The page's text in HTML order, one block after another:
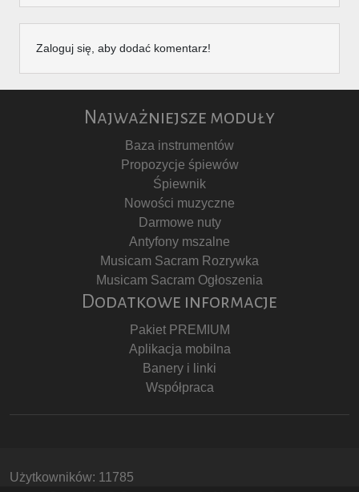
Zaloguj się, aby dodać komentarz!
Najważniejsze moduły
Baza instrumentów
Propozycje śpiewów
Śpiewnik
Nowości muzyczne
Darmowe nuty
Antyfony mszalne
Musicam Sacram Rozrywka
Musicam Sacram Ogłoszenia
Dodatkowe informacje
Pakiet PREMIUM
Aplikacja mobilna
Banery i linki
Współpraca
Użytkowników: 11785